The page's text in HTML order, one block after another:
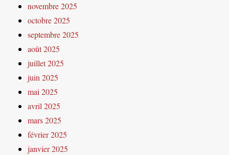
novembre 2025
octobre 2025
septembre 2025
août 2025
juillet 2025
juin 2025
mai 2025
avril 2025
mars 2025
février 2025
janvier 2025